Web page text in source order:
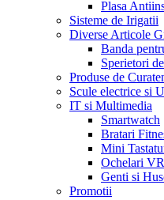
Plasa
Sisteme de Irigatii
Diverse Articole
Banda
Sperietori
Produse de
Scule electrice si
IT si Multimedia
Smartwatch
Bratari
Mini
Ochelari VR
Genti si
Promotii